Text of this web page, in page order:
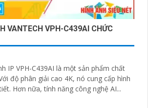
VANTECH VPH-C439AI CHỨC
IP VPH-C439AI là một sản phẩm chất
ảnh sắc nét và chi tiết. Hơn nữa, tính năng công nghệ AI...